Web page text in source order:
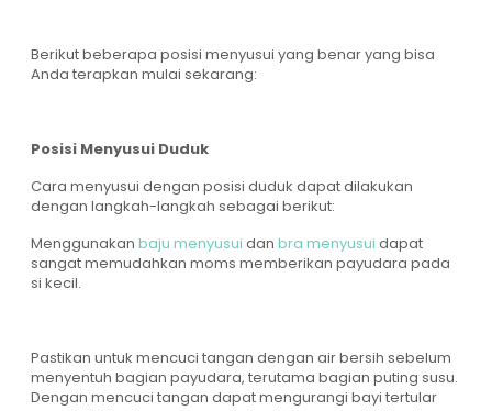
Berikut beberapa posisi menyusui yang benar yang bisa
Anda terapkan mulai sekarang:
Posisi Menyusui Duduk
Cara menyusui dengan posisi duduk dapat dilakukan
dengan langkah-langkah sebagai berikut:
Menggunakan baju menyusui dan bra menyusui dapat
sangat memudahkan moms memberikan payudara pada
si kecil.
Pastikan untuk mencuci tangan dengan air bersih sebelum
menyentuh bagian payudara, terutama bagian puting susu.
Dengan mencuci tangan dapat mengurangi bayi tertular